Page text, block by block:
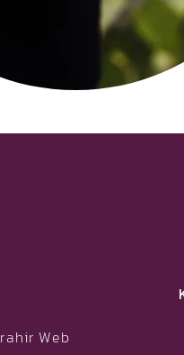
Web